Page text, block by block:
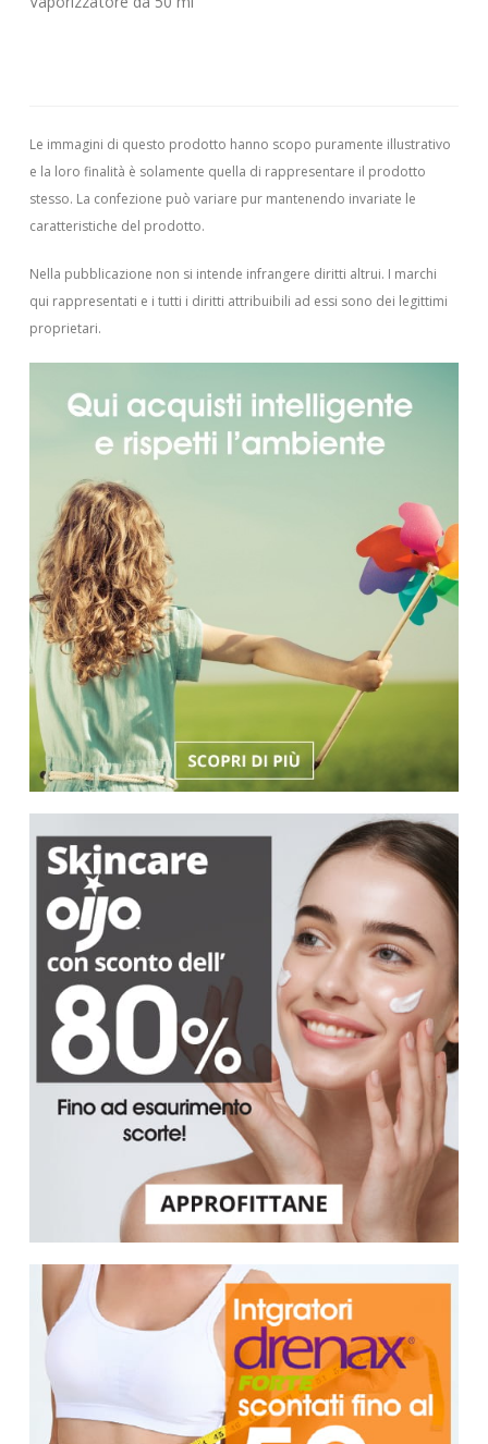
Le immagini di questo prodotto hanno scopo puramente illustrativo
e la loro finalità è solamente quella di rappresentare il prodotto
stesso. La confezione può variare pur mantenendo invariate le
caratteristiche del prodotto.
Nella pubblicazione non si intende infrangere diritti altrui. I marchi
qui rappresentati e i tutti i diritti attribuibili ad essi sono dei legittimi
proprietari.